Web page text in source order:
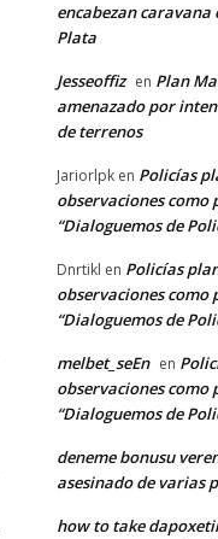
encabezan caravana
Plata
Jesseoffiz en Plan
amenazado por
de terrenos
Jariorlpk en Policías
observaciones
“Dialoguemos de
Dnrtikl en Policías
observaciones
“Dialoguemos de
melbet_seEn en
observaciones
“Dialoguemos de
deneme bonusu
asesinado de varias
how to take